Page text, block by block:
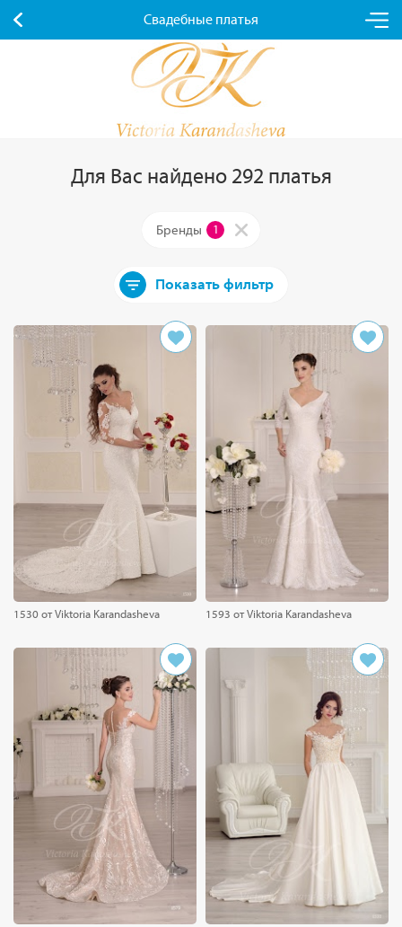
Свадебные платья
Для Вас найдено 292 платья
Бренды 1
Показать фильтр
1530 от Viktoria Karandasheva 1593 от Viktoria Karandasheva